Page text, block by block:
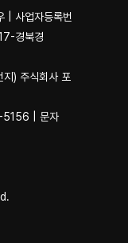
| 사업자등록번
경북경
) 주식회사 포
| 문자